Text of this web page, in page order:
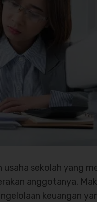
usaha sekolah yang
anggotanya.
keuangan